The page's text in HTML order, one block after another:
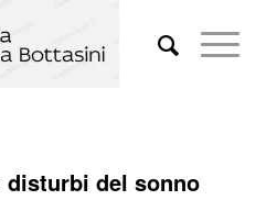
disturbi del sonno